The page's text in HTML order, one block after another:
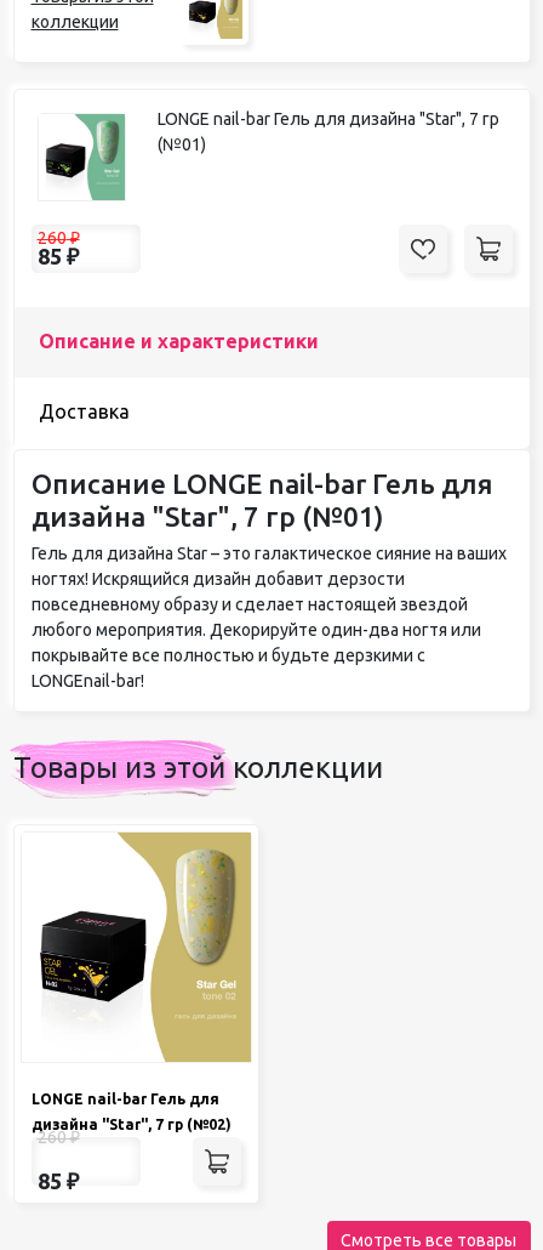
коллекции
LONGE nail-bar Гель для дизайна "Star", 7 гр
(№01)
260₽
85 ₽
Описание и характеристики
Доставка
Описание LONGE nail-bar Гель для
дизайна "Star", 7 гр (№01)
Гель для дизайна Star – это галактическое сияние на ваших
ногтях! Искрящийся дизайн добавит дерзости
повседневному образу и сделает настоящей звездой
любого мероприятия. Декорируйте один-два ногтя или
покрывайте все полностью и будьте дерзкими с
LONGEnail-bar!
Товары из этой коллекции
LONGE nail-bar Гель для
дизайна "Star", 7 гр (№02)
260₽
85 ₽
Смотреть все товары